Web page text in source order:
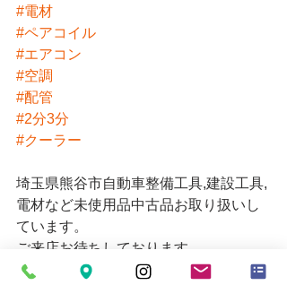
#電材
#ペアコイル
#エアコン
#空調
#配管
#2分3分
#クーラー
埼玉県熊谷市自動車整備工具,建設工具,
電材など未使用品中古品お取り扱いし
ています。
ご来店お待ちしております。
販売価格についてはお電話にてお問い